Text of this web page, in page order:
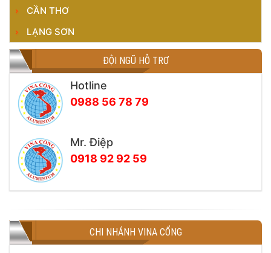
CẦN THƠ
LẠNG SƠN
ĐỘI NGŨ HỖ TRỢ
Hotline
0988 56 78 79
Mr. Điệp
0918 92 92 59
CHI NHÁNH VINA CỔNG